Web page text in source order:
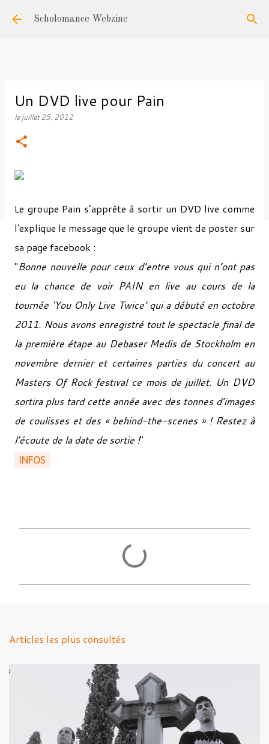
Accéder au contenu principal
Scholomance Webzine
Un DVD live pour Pain
lejuillet 25, 2012
Le groupe Pain s’apprête à sortir un DVD live comme
l'explique le message que le groupe vient de poster sur
sa page facebook :
"Bonne nouvelle pour ceux d’entre vous qui n’ont pas
eu la chance de voir PAIN en live au cours de la
tournée ‘You Only Live Twice’ qui a débuté en octobre
2011. Nous avons enregistré tout le spectacle final de
la première étape au Debaser Medis de Stockholm en
novembre dernier et certaines parties du concert au
Masters Of Rock festival ce mois de juillet. Un DVD
sortira plus tard cette année avec des tonnes d’images
de coulisses et des « behind-the-scenes » ! Restez à
l’écoute de la date de sortie !"
INFOS
Articles les plus consultés